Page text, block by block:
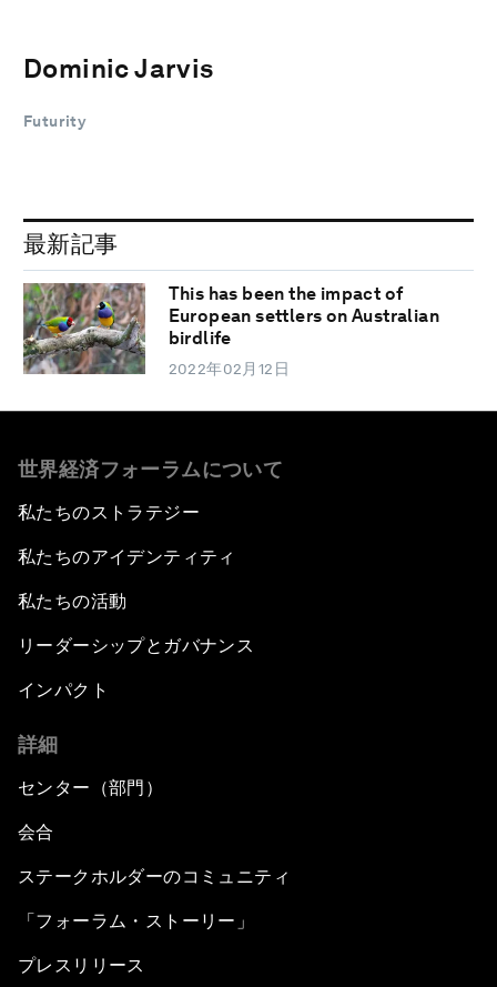
Dominic Jarvis
Futurity
最新記事
This has been the impact of
European settlers on Australian
birdlife
2022年02月12日
世界経済フォーラムについて
私たちのストラテジー
私たちのアイデンティティ
私たちの活動
リーダーシップとガバナンス
インパクト
詳細
センター（部門）
会合
ステークホルダーのコミュニティ
「フォーラム・ストーリー」
プレスリリース